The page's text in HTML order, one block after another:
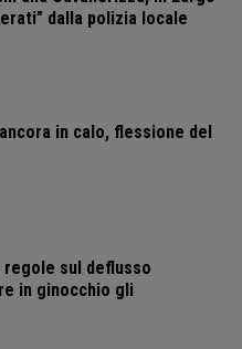
dalla polizia locale
in calo, flessione del
regole sul deflusso
in ginocchio gli